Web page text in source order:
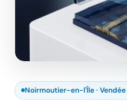
Noirmoutier-en-l'Île · Vendée